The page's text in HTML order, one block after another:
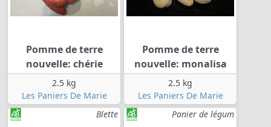
Pomme de terre
nouvelle: chérie
2.5 kg
Les Paniers De Marie
Pomme de terre
nouvelle: monalisa
2.5 kg
Les Paniers De Marie
Blette
Panier de légum